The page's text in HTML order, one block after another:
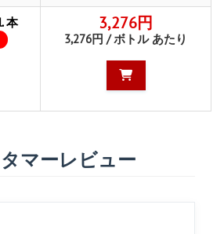
本
3,276円
3,276円 / ボトル あたり
マーレビュー